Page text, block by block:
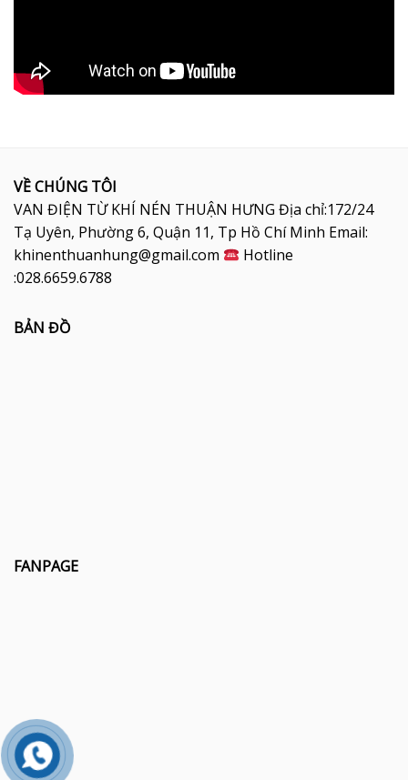
VỀ CHÚNG TÔI
VAN ĐIỆN TỪ KHÍ NÉN THUẬN HƯNG Địa chỉ:172/24
Tạ Uyên, Phường 6, Quận 11, Tp Hồ Chí Minh Email:
khinenthuanhung@gmail.com
Hotline
:028.6659.6788
BẢN ĐỒ
FANPAGE